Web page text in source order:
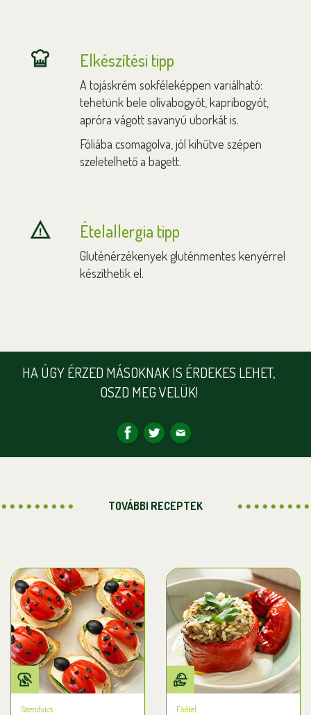
Elkészítési tipp
A tojáskrém sokféleképpen variálható:
tehetünk bele olívabogyót, kapribogyót,
apróra vágott savanyú uborkát is.
Fóliába csomagolva, jól kihűtve szépen
szeletelhető a bagett.
Ételallergia tipp
Gluténérzékenyek gluténmentes kenyérrel
készíthetik el.
HA ÚGY ÉRZED MÁSOKNAK IS ÉRDEKES LEHET,
OSZD MEG VELÜK!
TOVÁBBI RECEPTEK
Szendvics Főétel